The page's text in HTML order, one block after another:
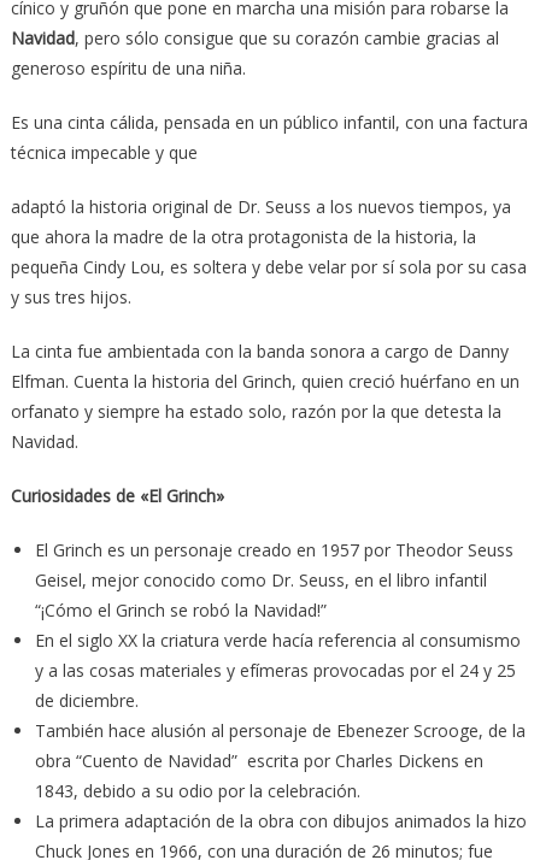
cínico y gruñón que pone en marcha una misión para robarse la
Navidad, pero sólo consigue que su corazón cambie gracias al
generoso espíritu de una niña.
Es una cinta cálida, pensada en un público infantil, con una factura
técnica impecable y que
adaptó la historia original de Dr. Seuss a los nuevos tiempos, ya
que ahora la madre de la otra protagonista de la historia, la
pequeña Cindy Lou, es soltera y debe velar por sí sola por su casa
y sus tres hijos.
La cinta fue ambientada con la banda sonora a cargo de Danny
Elfman. Cuenta la historia del Grinch, quien creció huérfano en un
orfanato y siempre ha estado solo, razón por la que detesta la
Navidad.
Curiosidades de «El Grinch»
El Grinch es un personaje creado en 1957 por Theodor Seuss
Geisel, mejor conocido como Dr. Seuss, en el libro infantil
“¡Cómo el Grinch se robó la Navidad!”
En el siglo XX la criatura verde hacía referencia al consumismo
y a las cosas materiales y efímeras provocadas por el 24 y 25
de diciembre.
También hace alusión al personaje de Ebenezer Scrooge, de la
obra “Cuento de Navidad” escrita por Charles Dickens en
1843, debido a su odio por la celebración.
La primera adaptación de la obra con dibujos animados la hizo
Chuck Jones en 1966, con una duración de 26 minutos; fue